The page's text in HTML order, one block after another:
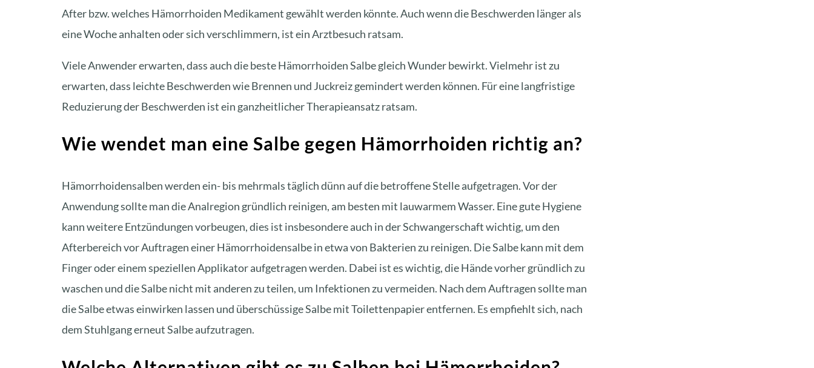
After bzw. welches Hämorrhoiden Medikament gewählt werden könnte. Auch wenn die Beschwerden länger als
eine Woche anhalten oder sich verschlimmern, ist einArztbesuch ratsam.
Viele Anwender erwarten, dass auch die beste Hämorrhoiden Salbe gleich Wunder bewirkt. Vielmehr ist zu
erwarten, dass leichte Beschwerden wie Brennen und Juckreiz gemindert werden können. Für eine langfristige
Reduzierung der Beschwerden ist ein ganzheitlicher Therapieansatzratsam.
Wie wendet man eine Salbe gegen Hämorrhoiden richtig an?
Hämorrhoidensalben werden ein- bis mehrmals täglich dünn auf die betroffene Stelle aufgetragen. Vor der
Anwendung sollte man die Analregion gründlich reinigen, am besten mit lauwarmem Wasser. Eine gute Hygiene
kann weitere Entzündungen vorbeugen, dies ist insbesondere auch in der Schwangerschaft wichtig, um den
Afterbereich vor Auftragen einer Hämorrhoidensalbe in etwa von Bakterien zu reinigen. Die Salbe kann mit dem
Finger oder einem speziellen Applikator aufgetragen werden. Dabei ist es wichtig, die Hände vorher gründlich zu
waschen und die Salbe nicht mit anderen zu teilen, um Infektionen zu vermeiden. Nach dem Auftragen sollte man
die Salbe etwas einwirken lassen und überschüssige Salbe mit Toilettenpapier entfernen. Es empfiehlt sich, nach
dem Stuhlgang erneut Salbe aufzutragen.